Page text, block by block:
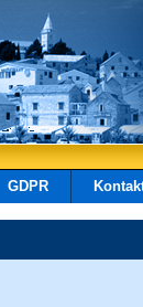
GDPR